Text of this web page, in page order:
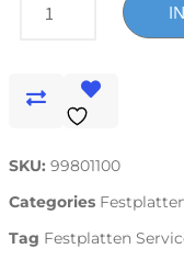
SKU: 99801100
Categories
Tag Festplatten